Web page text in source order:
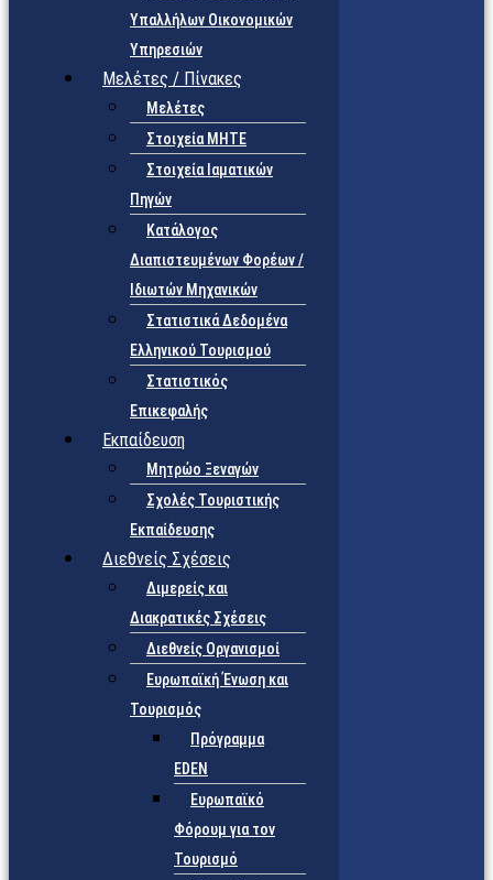
Υπαλλήλων Οικονομικών
Υπηρεσιών
Μελέτες / Πίνακες
Μελέτες
Στοιχεία ΜΗΤΕ
Στοιχεία Ιαματικών
Πηγών
Κατάλογος
Διαπιστευμένων Φορέων /
Ιδιωτών Μηχανικών
Στατιστικά Δεδομένα
Ελληνικού Τουρισμού
Στατιστικός
Επικεφαλής
Εκπαίδευση
Μητρώο Ξεναγών
Σχολές Τουριστικής
Εκπαίδευσης
Διεθνείς Σχέσεις
Διμερείς και
Διακρατικές Σχέσεις
Διεθνείς Οργανισμοί
Ευρωπαϊκή Ένωση και
Τουρισμός
Πρόγραμμα
EDEN
Ευρωπαϊκό
Φόρουμ για τον
Τουρισμό